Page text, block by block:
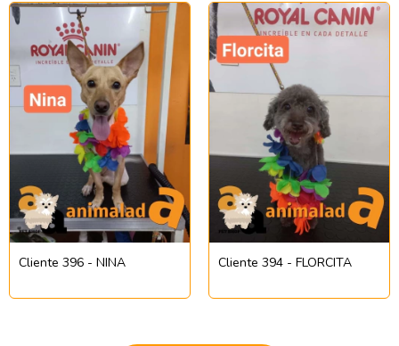
Cliente 396 - NINA Cliente 394 - FLORCITA